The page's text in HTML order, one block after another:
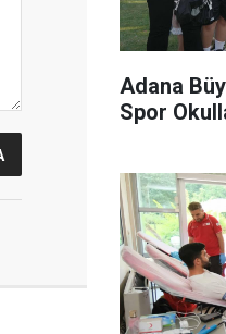
Adana
Spor